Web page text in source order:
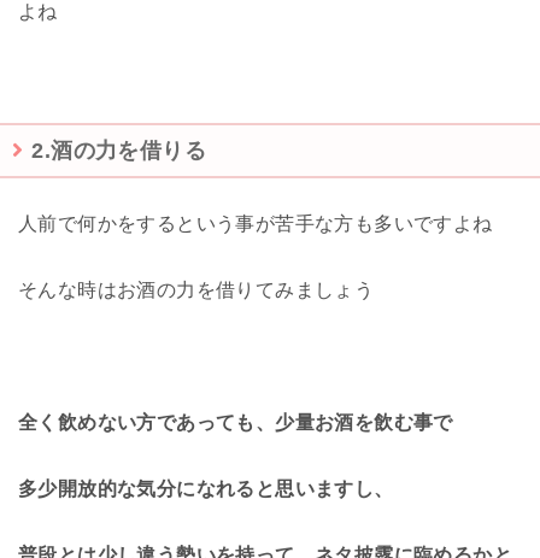
よね
2.酒の力を借りる
人前で何かをするという事が苦手な方も多いですよね
そんな時はお酒の力を借りてみましょう
全く飲めない方であっても、少量お酒を飲む事で
多少開放的な気分になれると思いますし、